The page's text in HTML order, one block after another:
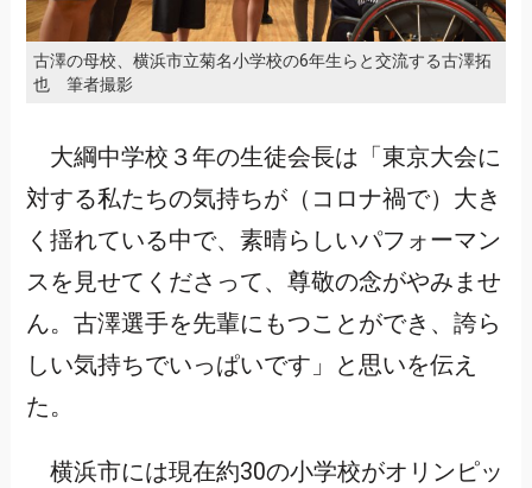
古澤の母校、横浜市立菊名小学校の6年生らと交流する古澤拓
也 筆者撮影
大綱中学校３年の生徒会長は「東京大会に
対する私たちの気持ちが（コロナ禍で）大き
く揺れている中で、素晴らしいパフォーマン
スを見せてくださって、尊敬の念がやみませ
ん。古澤選手を先輩にもつことができ、誇ら
しい気持ちでいっぱいです」と思いを伝え
た。
横浜市には現在約30の小学校がオリンピッ